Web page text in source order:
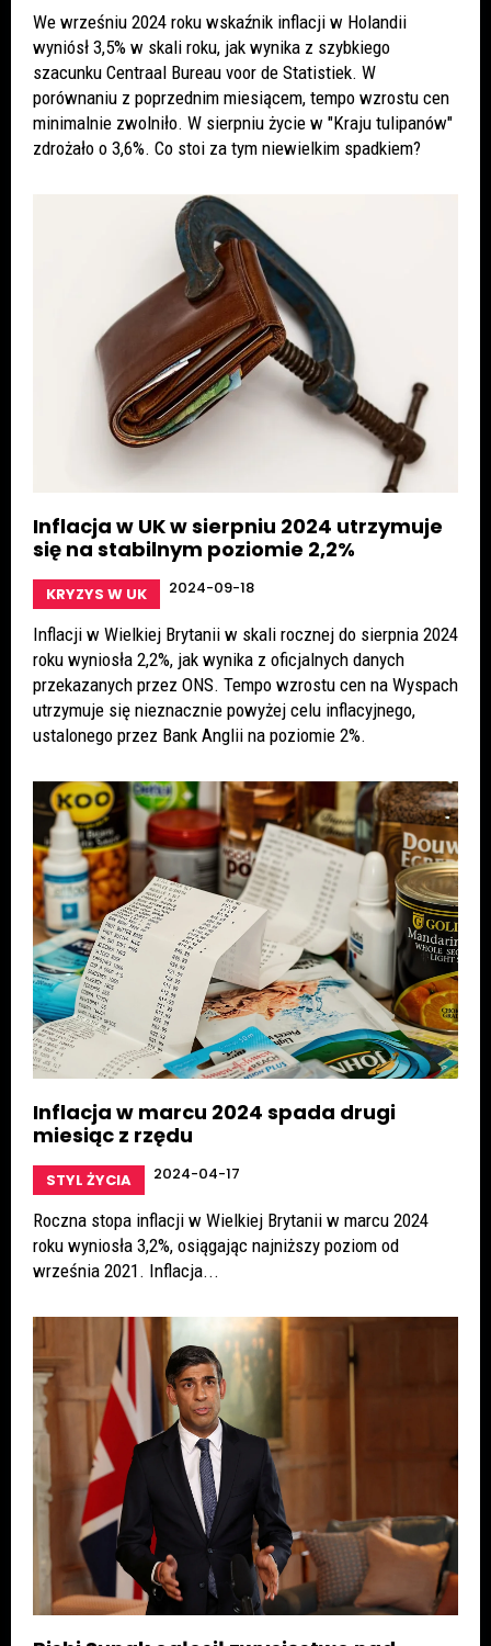
We wrześniu 2024 roku wskaźnik inflacji w Holandii
wyniósł 3,5% w skali roku, jak wynika z szybkiego
szacunku Centraal Bureau voor de Statistiek. W
porównaniu z poprzednim miesiącem, tempo wzrostu cen
minimalnie zwolniło. W sierpniu życie w "Kraju tulipanów"
zdrożało o 3,6%. Co stoi za tym niewielkim spadkiem?
Inflacja w UK w sierpniu 2024 utrzymuje
się na stabilnym poziomie 2,2%
KRYZYS W UK 2024-09-18
Inflacji w Wielkiej Brytanii w skali rocznej do sierpnia 2024
roku wyniosła 2,2%, jak wynika z oficjalnych danych
przekazanych przez ONS. Tempo wzrostu cen na Wyspach
utrzymuje się nieznacznie powyżej celu inflacyjnego,
ustalonego przez Bank Anglii na poziomie 2%.
Inflacja w marcu 2024 spada drugi
miesiąc z rzędu
STYL ŻYCIA 2024-04-17
Roczna stopa inflacji w Wielkiej Brytanii w marcu 2024
roku wyniosła 3,2%, osiągając najniższy poziom od
września 2021. Inflacja...